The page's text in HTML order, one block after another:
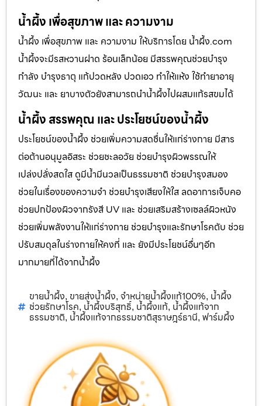
น้ำผึ้ง เพื่อสุขภาพ และ ความงาม
น้ำผึ้ง เพื่อสุขภาพ และ ความงาม ให้บริการโดย น้ำผึ้ง.com
น้ำผึ้งจะมีรสหวานฝาด ร้อนเล็กน้อย มีสรรพคุณช่วยบำรุง
กำลัง บำรุงธาตุ แก้ปวดหลัง ปวดเอว ทำให้แห้ง ใช้ทำยาอายุ
วัฒนะ และ ยาบางตัวยังสามารถนำน้ำผึ้งไปผสมแก้รสขมได้
น้ำผึ้ง สรรพคุณ และ ประโยชน์ของน้ำผึ้ง
ประโยชน์ของน้ำผึ้ง ช่วยเพิ่มความสดชื่นให้แก่ร่างกาย มีสาร
ต่อต้านอนุมูลอิสระ ช่วยชะลอวัย ช่วยบำรุงผิวพรรณให้
เปล่งปลั่งสดใส ดูมีน้ำมีนวลเป็นธรรมชาติ ช่วยบำรุงสมอง
ช่วยในเรื่องของความจำ ช่วยบำรุงเสียงให้ใส ลดอาการเจ็บคอ
ช่วยปกป้องผิวจากรังสี UV และ ช่วยเสริมสร้างเซลล์ผิวหนัง
ช่วยเพิ่มพลังงานให้แก่ร่างกาย ช่วยบำรุงและรักษาโรคตับ ช่วย
ปรับสมดุลในร่างกายให้คงที่ และ ยังมีประโยชน์อื่นๆอีก
มากมายที่ได้จากน้ำผึ้ง
ขายน้ำผึ้ง, ขายส่งน้ำผึ้ง, จำหน่ายน้ำผึ้งแท้100%, น้ำผึ้ง
ช่วยรักษาโรค, น้ำผึ้งบริสุทธิ์, น้ำผึ้งแท้, น้ำผึ้งแท้จาก
ธรรมชาติ, น้ำผึ้งแท้จากธรรมชาติสุราษฎร์ธานี, ฟาร์มผึ้ง